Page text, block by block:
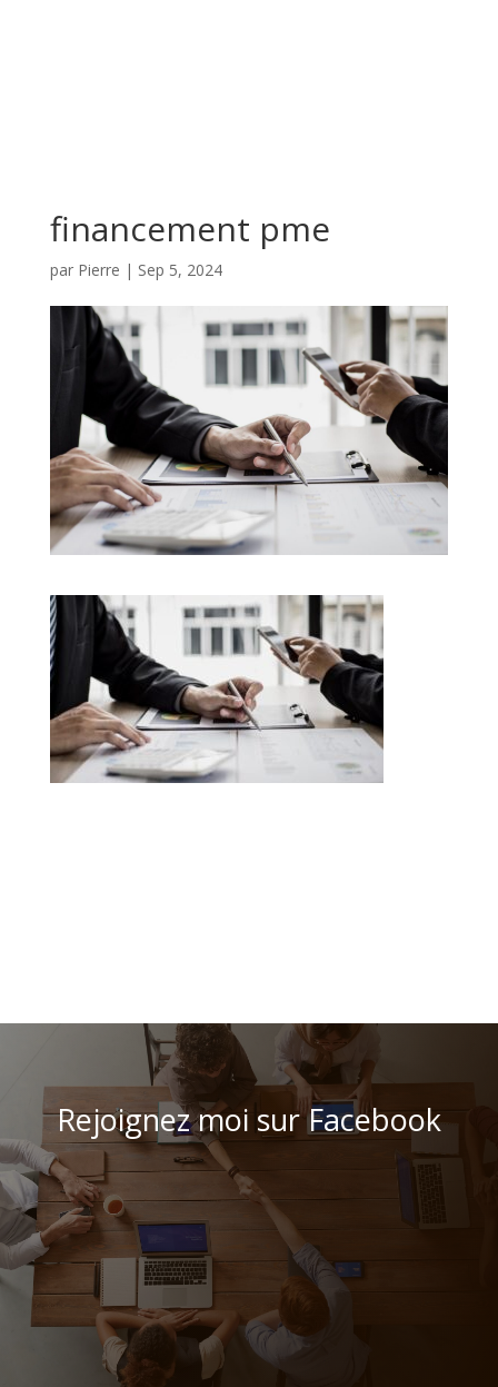
financement pme
par Pierre | Sep 5, 2024
Rejoignez moi sur Facebook